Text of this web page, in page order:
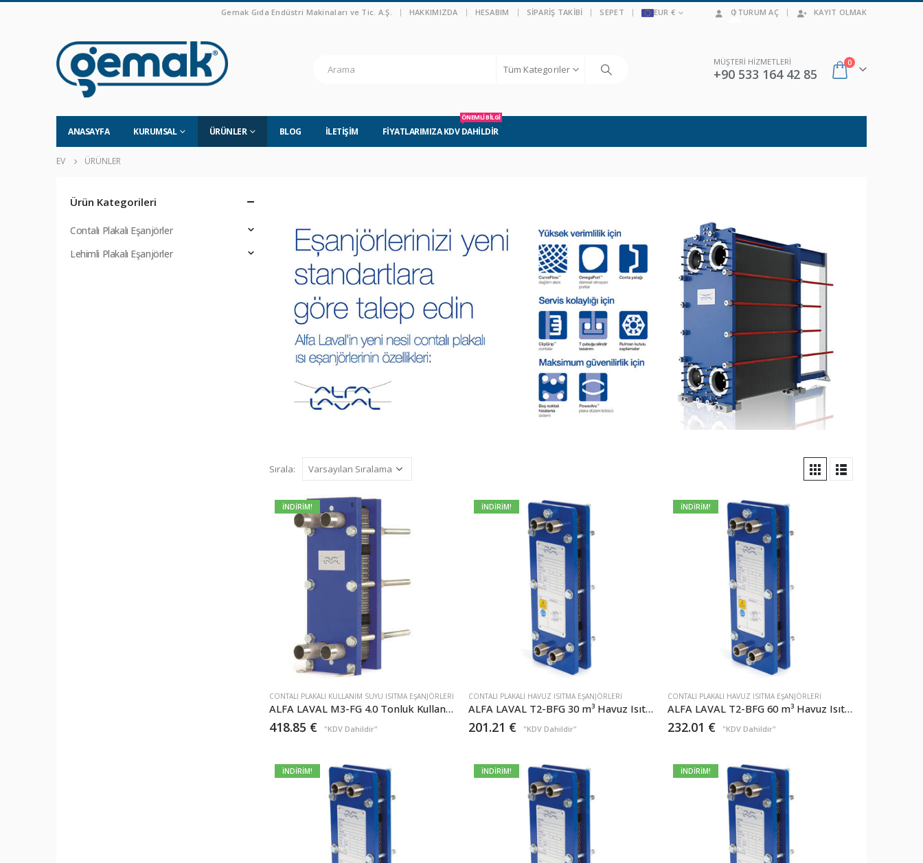
Gemak Gıda Endüstri Makinaları ve Tic. A.Ş. | HAKKIMIZDA HESABIM SIPARIŞ TAKIBI SEPET EUR € OTURUM AÇ KAYIT OLMAK
Tüm Kategoriler
MÜŞTERİ HİZMETLERİ
+90 533 164 42 85
0
ANASAYFA KURUMSAL ÜRÜNLER BLOG İLETİŞİM FİYATLARIMIZA KDV DAHİLDİR
ÖNEMLİ BİLGİ
EV ÜRÜNLER
Sırala:
İNDİRİM!
CONTALI PLAKALI KULLANIM SUYU ISITMA EŞANJÖRLERI
ALFA LAVAL M3-FG 4.0 Tonluk Kullanım Suyu Plakalı Eşanjör – Isıtma 200.000kcal/h
418.85 € "KDV Dahildir"
İNDİRİM!
CONTALI PLAKALI HAVUZ ISITMA EŞANJÖRLERI
ALFA LAVAL T2-BFG 30 m³ Havuz Isıtma Kapasiteli Plakalı Eşanjör
201.21 € "KDV Dahildir"
İNDİRİM!
CONTALI PLAKALI HAVUZ ISITMA EŞANJÖRLERI
ALFA LAVAL T2-BFG 60 m³ Havuz Isıtma Kapasiteli Plakalı Eşanjör
232.01 € "KDV Dahildir"
İNDİRİM! İNDİRİM! İNDİRİM!
Ürün Kategorileri
Contalı Plakalı Eşanjörler
Lehimli Plakalı Eşanjörler